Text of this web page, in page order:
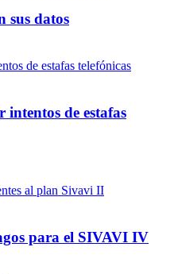
sus datos
de estafas
para el SIVAVI IV